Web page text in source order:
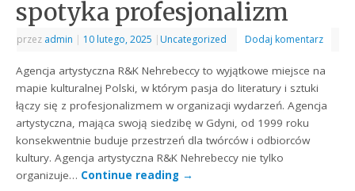
spotyka profesjonalizm
przez admin | 10 lutego, 2025 | Uncategorized Dodaj komentarz
Agencja artystyczna R&K Nehrebeccy to wyjątkowe miejsce na
mapie kulturalnej Polski, w którym pasja do literatury i sztuki
łączy się z profesjonalizmem w organizacji wydarzeń. Agencja
artystyczna, mająca swoją siedzibę w Gdyni, od 1999 roku
konsekwentnie buduje przestrzeń dla twórców i odbiorców
kultury. Agencja artystyczna R&K Nehrebeccy nie tylko
organizuje… Continue reading →